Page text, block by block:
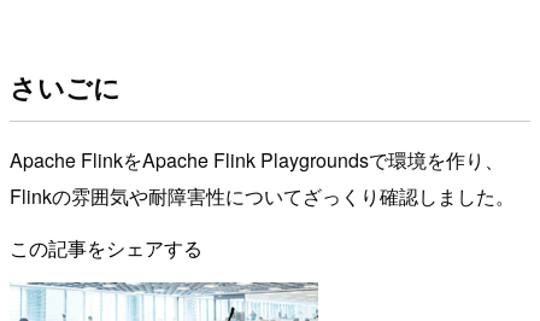
さいごに
Apache FlinkをApache Flink Playgroundsで環境を作り、
Flinkの雰囲気や耐障害性についてざっくり確認しました。
この記事をシェアする